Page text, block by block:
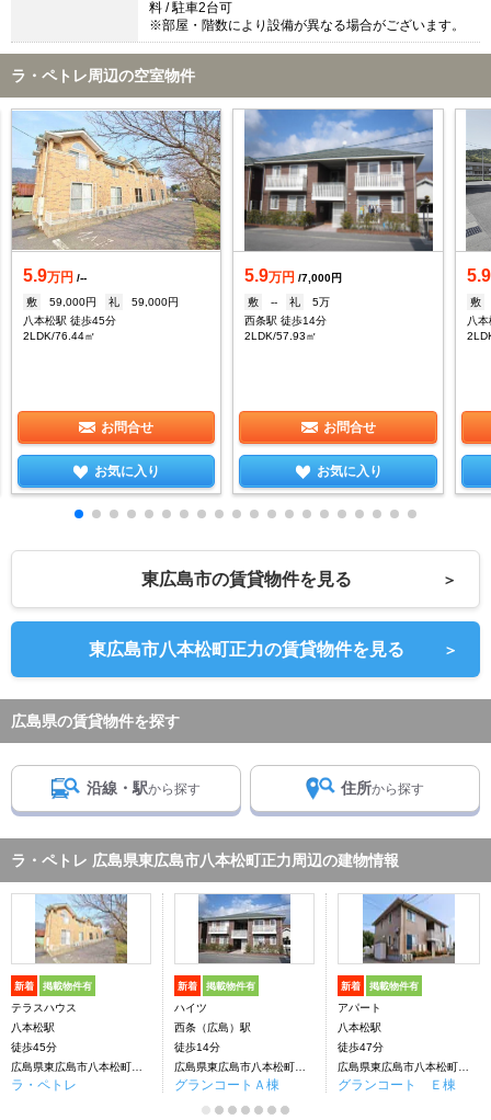
料 / 駐車2台可
※部屋・階数により設備が異なる場合がございます。
ラ・ペトレ周辺の空室物件
5.9万円 /--
敷
59,000円 礼
59,000円
八本松駅 徒歩45分
2LDK/76.44㎡
お問合せ
お気に入り
5.9万円 /7,000円
敷
-- 礼
5万
西条駅 徒歩14分
2LDK/57.93㎡
お問合せ
お気に入り
5.9
敷
東広島市の賃貸物件を見る ＞
東広島市八本松町正力の賃貸物件を見る ＞
広島県の賃貸物件を探す
沿線・駅から探す 住所から探す
ラ・ペトレ 広島県東広島市八本松町正力周辺の建物情報
新着 掲載物件有
テラスハウス
八本松駅
徒歩45分
ラ・ペトレ
新着 掲載物件有
ハイツ
西条（広島）駅
徒歩14分
グランコートＡ棟
新着 掲載物件有
アパート
八本松駅
徒歩47分
グランコート Ｅ棟